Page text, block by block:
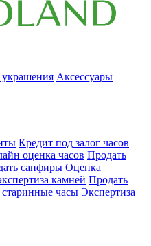
Аксессуары
Кредит под залог часов
оценка часов Продать
сапфиры Оценка
камней Продать
часы Экспертиза